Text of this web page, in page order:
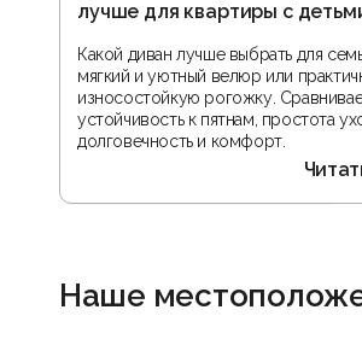
лучше для квартиры с
Какой диван лучше выбрать для
мягкий и уютный велюр или
износостойкую рогожку.
устойчивость к пятнам, простота
долговечность и комфорт.
Наше